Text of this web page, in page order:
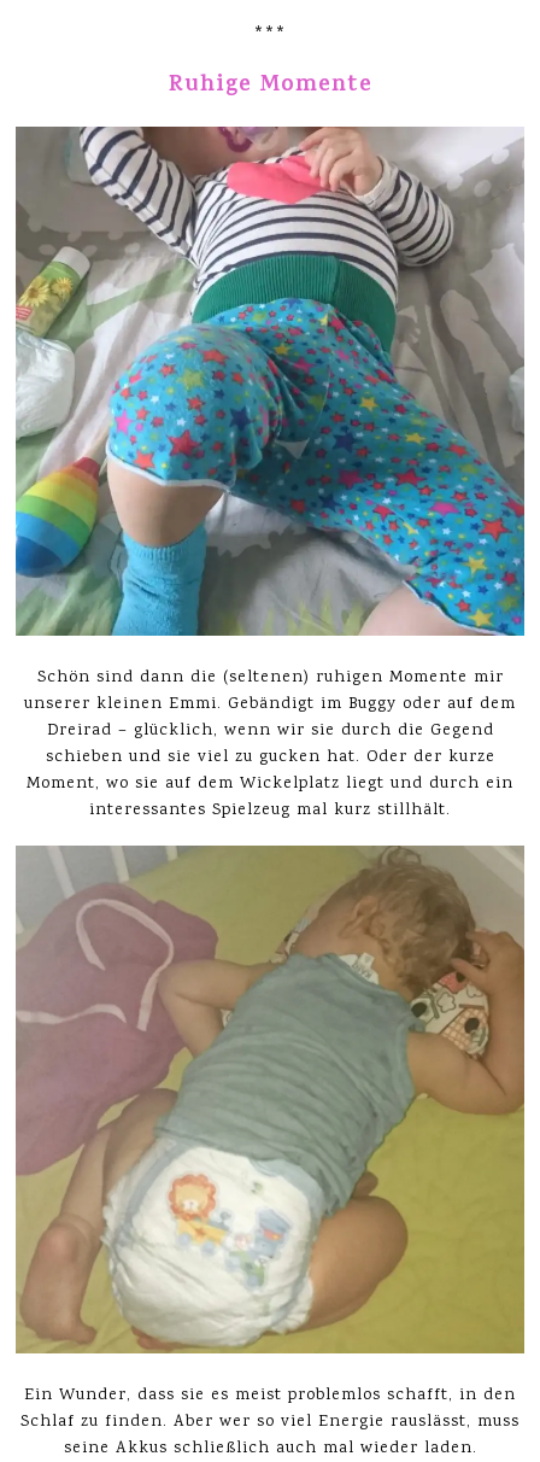
***
Ruhige Momente
Schön sind dann die (seltenen) ruhigen Momente mir
unserer kleinen Emmi. Gebändigt im Buggy oder auf dem
Dreirad – glücklich, wenn wir sie durch die Gegend
schieben und sie viel zu gucken hat. Oder der kurze
Moment, wo sie auf dem Wickelplatz liegt und durch ein
interessantes Spielzeug mal kurz stillhält.
Ein Wunder, dass sie es meist problemlos schafft, in den
Schlaf zu finden. Aber wer so viel Energie rauslässt, muss
seine Akkus schließlich auch mal wieder laden.